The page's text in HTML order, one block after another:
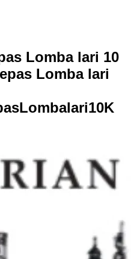
Lomba lari 10
Lomba lari
asLombalari10K